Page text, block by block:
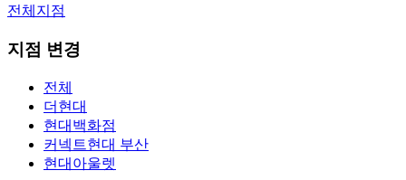
전체지점
지점 변경
전체
더현대
현대백화점
커넥트현대 부산
현대아울렛